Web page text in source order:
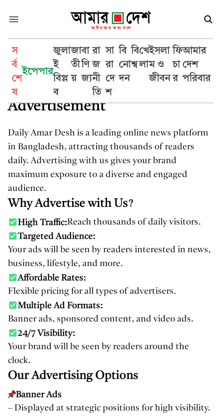
স
র্ব
শে
ষ
ইপেপার
জুলা
ই
বিপ্ল
ব
জা
তী
য়
বা
ণি
জ্য
রা
জ
নী
তি
সা
রা
দে
শ
বি
নো
দন
বি
শ্ব
খে
লা
ইসলা
ম ও
জীবন
ফি
চা
র
আমার
দেশ
পরিবার
>Advertisement
Advertisement
Daily Amar Desh is a leading online news platform
in Bangladesh, attracting thousands of readers
daily. Advertising with us gives your brand
maximum exposure to a diverse and engaged
audience.
Why Advertise with Us?
High Traffic:Reach thousands of daily visitors.
Targeted Audience:
Your ads will be seen by readers interested in news,
business, lifestyle, and more.
Affordable Rates:
Flexible pricing for all types of advertisers.
Multiple Ad Formats:
Banner ads, sponsored content, and video ads.
24/7 Visibility:
Your brand will be seen by readers around the
clock.
Our Advertising Options
Banner Ads
– Displayed at strategic positions for high visibility.